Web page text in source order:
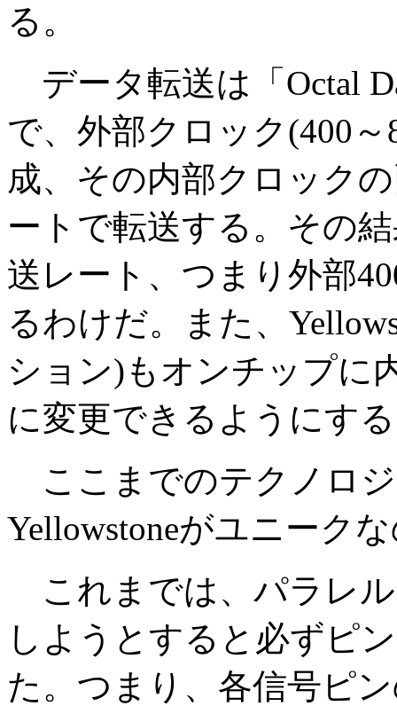
る。
データ転送は「Octal
で、外部クロック(400
成、その内部クロック
ートで転送する。その
送レート、つまり外部
るわけだ。また、
ション)もオンチップに
に変更できるようにす
ここまでのテクノロ
Yellowstoneがユニーク
これまでは、パラレ
しようとすると必ずピ
た。つまり、各信号ピ